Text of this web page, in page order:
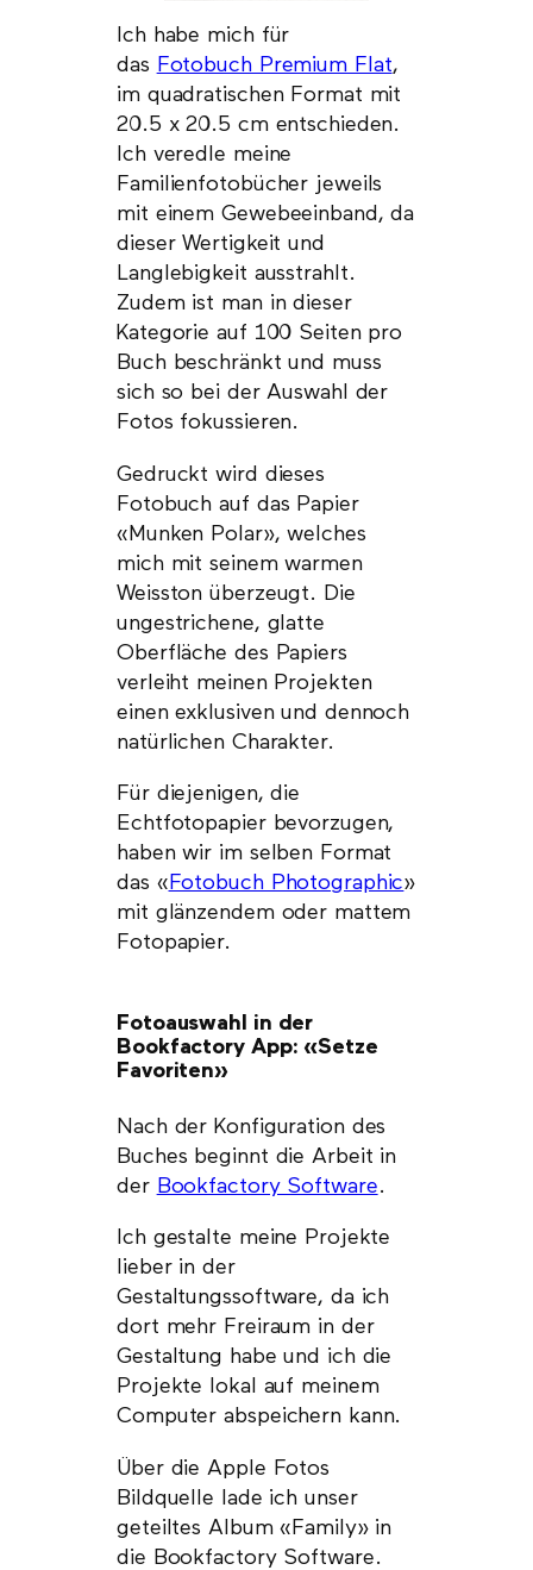
Ich habe mich für
das Fotobuch Premium Flat,
im quadratischen Format mit
20.5 x 20.5 cm entschieden.
Ich veredle meine
Familienfotobücher jeweils
mit einem Gewebeeinband, da
dieser Wertigkeit und
Langlebigkeit ausstrahlt.
Zudem ist man in dieser
Kategorie auf 100 Seiten pro
Buch beschränkt und muss
sich so bei der Auswahl der
Fotos fokussieren.
Gedruckt wird dieses
Fotobuch auf das Papier
«Munken Polar», welches
mich mit seinem warmen
Weisston überzeugt. Die
ungestrichene, glatte
Oberfläche des Papiers
verleiht meinen Projekten
einen exklusiven und dennoch
natürlichen Charakter.
Für diejenigen, die
Echtfotopapier bevorzugen,
haben wir im selben Format
das « Fotobuch Photographic»
mit glänzendem oder mattem
Fotopapier.
Fotoauswahl in der
Bookfactory App: «Setze
Favoriten»
Nach der Konfiguration des
Buches beginnt die Arbeit in
der Bookfactory Software.
Ich gestalte meine Projekte
lieber in der
Gestaltungssoftware, da ich
dort mehr Freiraum in der
Gestaltung habe und ich die
Projekte lokal auf meinem
Computer abspeichern kann.
Über die Apple Fotos
Bildquelle lade ich unser
geteiltes Album «Family» in
die Bookfactory Software.